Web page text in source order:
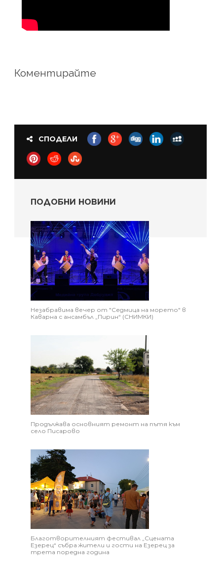
Коментирайте
СПОДЕЛИ
ПОДОБНИ НОВИНИ
Незабравима вечер от "Седмица на морето" в
Каварна с ансамбъл „Пирин“ (СНИМКИ)
Продължава основният ремонт на пътя към
село Писарово
Благотворителният фестивал „Сцената
Езерец“ събра жители и гости на Езерец за
трета поредна година